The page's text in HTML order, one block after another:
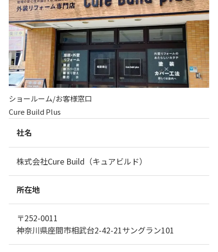
ショールーム/お客様窓口
Cure Build Plus
社名
株式会社Cure Build（キュアビルド）
所在地
〒252-0011
神奈川県座間市相武台2-42-21サングラン101